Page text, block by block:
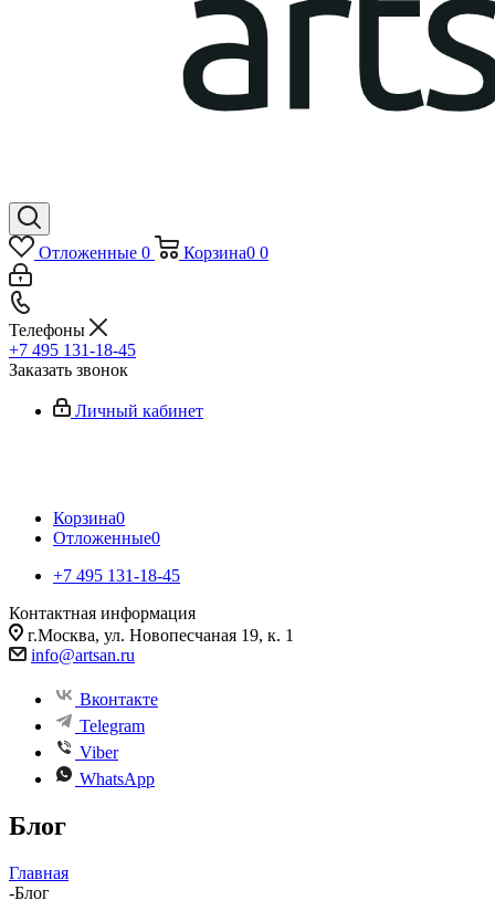
Отложенные 0 Корзина0 0
Телефоны
+7 495 131-18-45
Заказать звонок
Личный кабинет
Корзина0
Отложенные0
+7 495 131-18-45
Контактная информация
г.Москва, ул. Новопесчаная 19, к. 1
info@artsan.ru
Вконтакте
Telegram
Viber
WhatsApp
Блог
Главная
-Блог